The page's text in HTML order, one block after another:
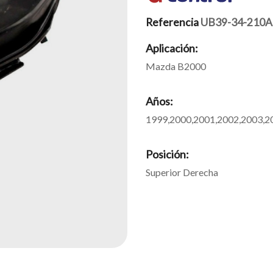
ReferenciaUB39-34-210A
Aplicación:
Mazda B2000
Años:
Posición:
Superior Derecha